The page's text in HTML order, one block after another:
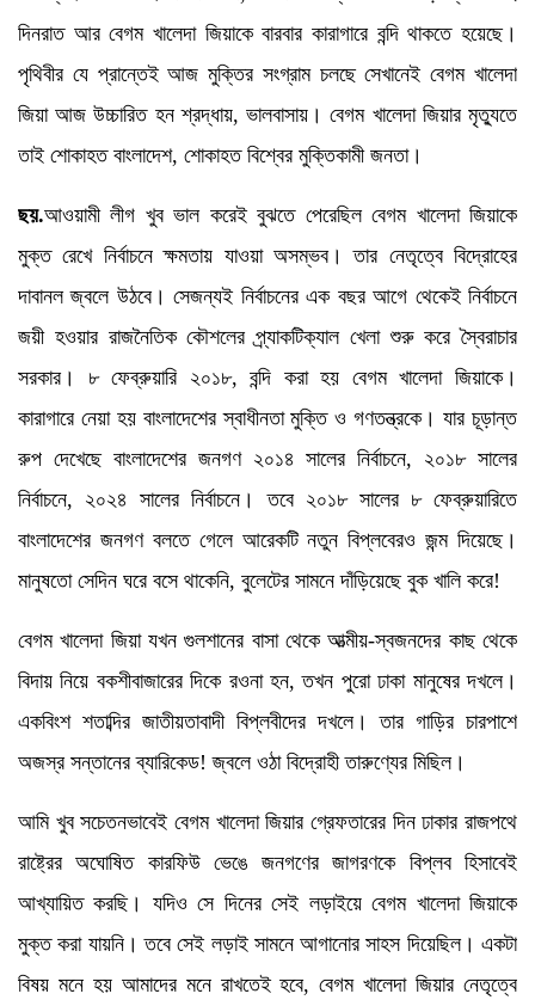
দিনরাত আর বেগম খালেদা জিয়াকে বারবার কারাগারে বন্দি থাকতে হয়েছে।
পৃথিবীর যে প্রান্তেই আজ মুক্তির সংগ্রাম চলছে সেখানেই বেগম খালেদা
জিয়া আজ উচ্চারিত হন শ্রদ্ধায়, ভালবাসায়। বেগম খালেদা জিয়ার মৃত্যুতে
তাই শোকাহত বাংলাদেশ, শোকাহত বিশ্বের মুক্তিকামী জনতা।
ছয়.আওয়ামী লীগ খুব ভাল করেই বুঝতে পেরেছিল বেগম খালেদা জিয়াকে
মুক্ত রেখে নির্বাচনে ক্ষমতায় যাওয়া অসম্ভব। তার নেতৃত্বে বিদ্রোহের
দাবানল জ্বলে উঠবে। সেজন্যই নির্বাচনের এক বছর আগে থেকেই নির্বাচনে
জয়ী হওয়ার রাজনৈতিক কৌশলের প্র্যাকটিক্যাল খেলা শুরু করে স্বৈরাচার
সরকার। ৮ ফেব্রুয়ারি ২০১৮, বন্দি করা হয় বেগম খালেদা জিয়াকে।
কারাগারে নেয়া হয় বাংলাদেশের স্বাধীনতা মুক্তি ও গণতন্ত্রকে। যার চূড়ান্ত
রুপ দেখেছে বাংলাদেশের জনগণ ২০১৪ সালের নির্বাচনে, ২০১৮ সালের
নির্বাচনে, ২০২৪ সালের নির্বাচনে। তবে ২০১৮ সালের ৮ ফেব্রুয়ারিতে
বাংলাদেশের জনগণ বলতে গেলে আরেকটি নতুন বিপ্লবেরও জন্ম দিয়েছে।
মানুষতো সেদিন ঘরে বসে থাকেনি, বুলেটের সামনে দাঁড়িয়েছে বুক খালি করে!
বেগম খালেদা জিয়া যখন গুলশানের বাসা থেকে আত্মীয়-স্বজনদের কাছ থেকে
বিদায় নিয়ে বকশীবাজারের দিকে রওনা হন, তখন পুরো ঢাকা মানুষের দখলে।
একবিংশ শতাব্দির জাতীয়তাবাদী বিপ্লবীদের দখলে। তার গাড়ির চারপাশে
অজস্র সন্তানের ব্যারিকেড! জ্বলে ওঠা বিদ্রোহী তারুণ্যের মিছিল।
আমি খুব সচেতনভাবেই বেগম খালেদা জিয়ার গ্রেফতারের দিন ঢাকার রাজপথে
রাষ্ট্রের অঘোষিত কারফিউ ভেঙে জনগণের জাগরণকে বিপ্লব হিসাবেই
আখ্যায়িত করছি। যদিও সে দিনের সেই লড়াইয়ে বেগম খালেদা জিয়াকে
মুক্ত করা যায়নি। তবে সেই লড়াই সামনে আগানোর সাহস দিয়েছিল। একটা
বিষয় মনে হয় আমাদের মনে রাখতেই হবে, বেগম খালেদা জিয়ার নেতৃত্বে